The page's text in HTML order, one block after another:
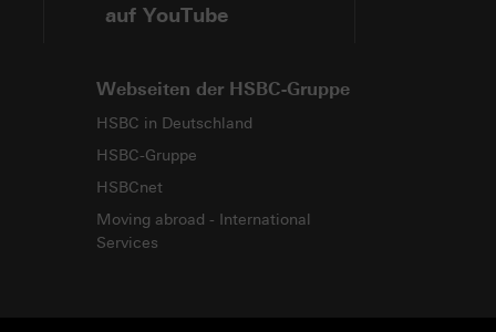
auf YouTube
Webseiten der HSBC-Gruppe
HSBC in Deutschland
HSBC-Gruppe
HSBCnet
Moving abroad - International
Services